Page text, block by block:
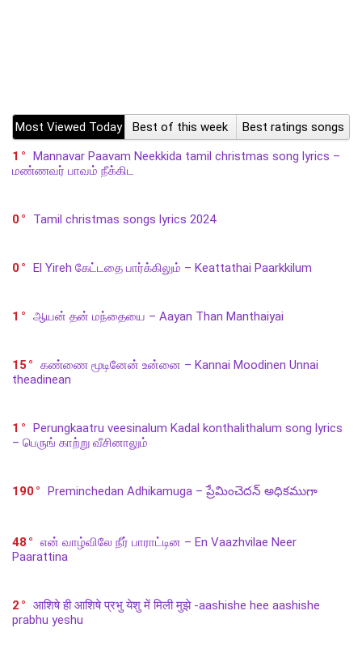
Most Viewed Today Best of this week
Best ratings songs
1
Mannavar Paavam Neekkida tamil christmas song lyrics –
மண்ணவர் பாவம் நீக்கிட
0 Tamil christmas songs lyrics 2024
0 El Yireh கேட்டதை பார்க்கிலும் – Keattathai Paarkkilum
1 ஆயன் தன் மந்தையை – Aayan Than Manthaiyai
15
கண்ணை மூடினேன் உன்னை – Kannai Moodinen Unnai
theadinean
1
Perungkaatru veesinalum Kadal konthalithalum song lyrics
– பெருங் காற்று வீசினாலும்
190 Preminchedan Adhikamuga – ప్రేమించెదన్ అధికముగా
48
என் வாழ்விலே நீர் பாராட்டின – En Vaazhvilae Neer
Paarattina
2
आशिषे ही आशिषे प्रभु येशु में मिली मुझे -aashishe hee aashishe
prabhu yeshu